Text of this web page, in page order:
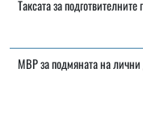
Таксата за
МВР за подмяната на лични